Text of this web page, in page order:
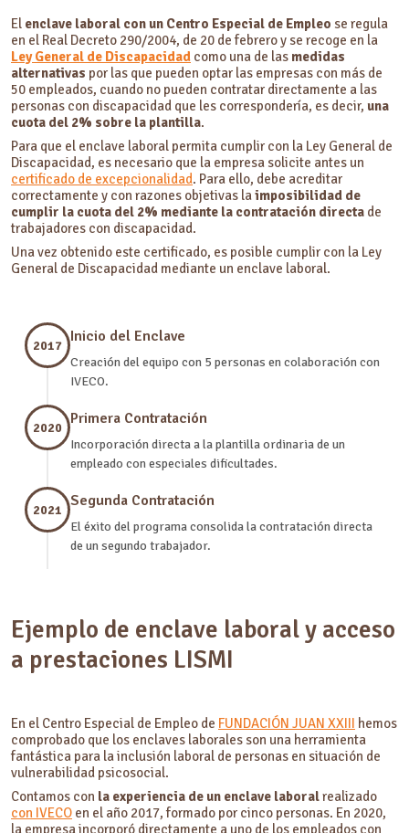
El enclave laboral con un Centro Especial de Empleo se regula
en el Real Decreto 290/2004, de 20 de febrero y se recoge en la
Ley General de Discapacidad como una de las medidas
alternativas por las que pueden optar las empresas con más de
50 empleados, cuando no pueden contratar directamente a las
personas con discapacidad que les correspondería, es decir, una
cuota del 2% sobre la plantilla.
Para que el enclave laboral permita cumplir con la Ley General de
Discapacidad, es necesario que la empresa solicite antes un
certificado de excepcionalidad. Para ello, debe acreditar
correctamente y con razones objetivas laimposibilidad de
cumplir la cuota del 2% mediante la contratación directa de
trabajadores con discapacidad.
Una vez obtenido este certificado, es posible cumplir con la Ley
General de Discapacidad mediante un enclave laboral.
2017 Inicio del Enclave
Creación del equipo con 5 personas en colaboración con
IVECO.
2020 Primera Contratación
Incorporación directa a la plantilla ordinaria de un
empleado con especiales dificultades.
2021 Segunda Contratación
El éxito del programa consolida la contratación directa
de un segundo trabajador.
Ejemplo de enclave laboral y acceso
a prestaciones LISMI
En el Centro Especial de Empleo de FUNDACIÓN JUAN XXIII hemos
comprobado que los enclaves laborales son una herramienta
fantástica para la inclusión laboral de personas en situación de
vulnerabilidad psicosocial.
Contamos con la experiencia de un enclave laboralrealizado
con IVECO en el año 2017, formado por cinco personas. En 2020,
la empresa incorporó directamente a uno de los empleados con